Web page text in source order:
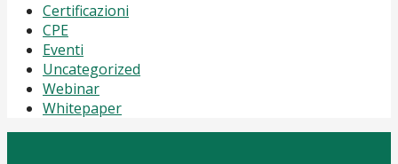
Certificazioni
CPE
Eventi
Uncategorized
Webinar
Whitepaper